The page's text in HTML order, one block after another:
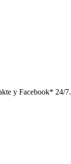
y Facebook* 24/7.